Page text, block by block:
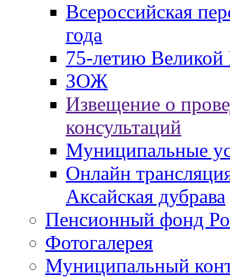
Всероссийская
года
75-летию
ЗОЖ
Извещение о
консультаций
Муниципальные
Онлайн
Аксайская дубрава
Пенсионный фонд
Фотогалерея
Муниципальный